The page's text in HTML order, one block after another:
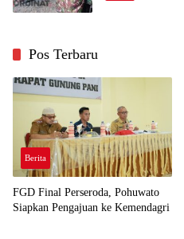
Pos Terbaru
Berita
FGD Final Perseroda, Pohuwato
Siapkan Pengajuan ke Kemendagri